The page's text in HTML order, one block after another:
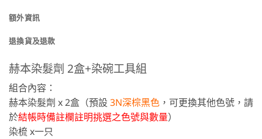
額外資訊
退換貨及退款
赫本染髮劑 2盒+染碗工具組
組合內容：
赫本染髮劑 x 2盒（預設 3N深棕黑色 ，可更換其他色號，請
於結帳時備註欄註明挑選之色號與數量）
染梳 x一只